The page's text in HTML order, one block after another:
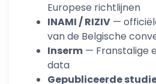
Europese richtlijnen
INAMI / RIZIV —
van de Belgische
Inserm — Franstalige
data
Gepubliceerde